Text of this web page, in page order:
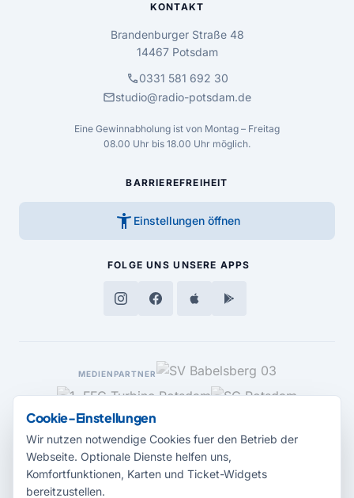
KONTAKT
Brandenburger Straße 48
14467 Potsdam
call0331 581 692 30
mailstudio@radio-potsdam.de
Eine Gewinnabholung ist von Montag – Freitag
08.00 Uhr bis 18.00 Uhr möglich.
BARRIEREFREIHEIT
accessibility_new Einstellungen öffnen
FOLGE UNS UNSERE APPS
MEDIENPARTNER
Cookie-Einstellungen
Wir nutzen notwendige Cookies fuer den Betrieb der
Webseite. Optionale Dienste helfen uns,
Komfortfunktionen, Karten und Ticket-Widgets
bereitzustellen.